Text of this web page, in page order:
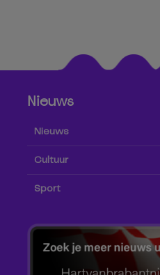
Nieuws
Nieuws
Cultuur
Sport